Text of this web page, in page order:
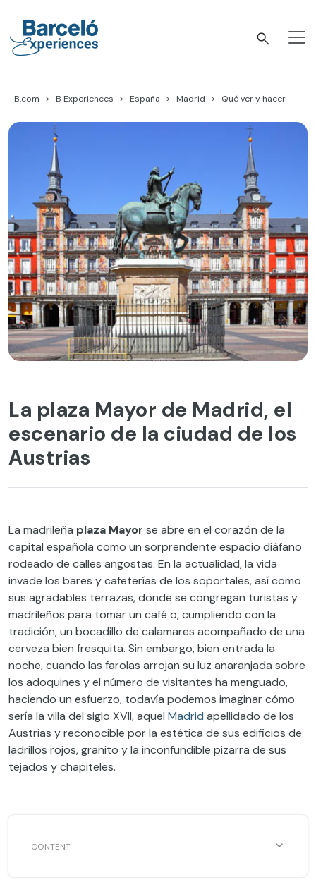
content
B.com B Experiences España Madrid Qué ver y hacer
La plaza Mayor de Madrid, el
escenario de la ciudad de los
Austrias
La madrileña plaza Mayor se abre en el corazón de la
capital española como un sorprendente espacio diáfano
rodeado de calles angostas. En la actualidad, la vida
invade los bares y cafeterías de los soportales, así como
sus agradables terrazas, donde se congregan turistas y
madrileños para tomar un café o, cumpliendo con la
tradición, un bocadillo de calamares acompañado de una
cerveza bien fresquita. Sin embargo, bien entrada la
noche, cuando las farolas arrojan su luz anaranjada sobre
los adoquines y el número de visitantes ha menguado,
haciendo un esfuerzo, todavía podemos imaginar cómo
sería la villa del siglo XVII, aquel Madrid apellidado de los
Austrias y reconocible por la estética de sus edificios de
ladrillos rojos, granito y la inconfundible pizarra de sus
tejados y chapiteles.